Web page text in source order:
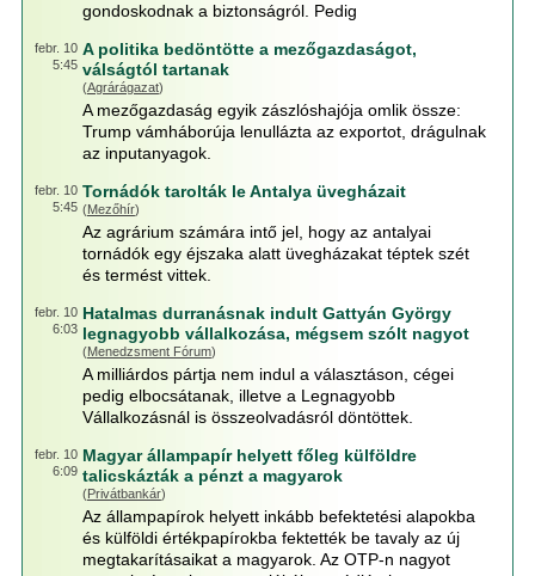
gondoskodnak a biztonságról. Pedig
febr. 10
5:45
A politika bedöntötte a mezőgazdaságot,
válságtól tartanak
(Agrárágazat)
A mezőgazdaság egyik zászlóshajója omlik össze:
Trump vámháborúja lenullázta az exportot, drágulnak
az inputanyagok.
febr. 10
5:45
Tornádók tarolták le Antalya üvegházait
(Mezőhír)
Az agrárium számára intő jel, hogy az antalyai
tornádók egy éjszaka alatt üvegházakat téptek szét
és termést vittek.
febr. 10
6:03
Hatalmas durranásnak indult Gattyán György
legnagyobb vállalkozása, mégsem szólt nagyot
(Menedzsment Fórum)
A milliárdos pártja nem indul a választáson, cégei
pedig elbocsátanak, illetve a Legnagyobb
Vállalkozásnál is összeolvadásról döntöttek.
febr. 10
6:09
Magyar állampapír helyett főleg külföldre
talicskázták a pénzt a magyarok
(Privátbankár)
Az állampapírok helyett inkább befektetési alapokba
és külföldi értékpapírokba fektették be tavaly az új
megtakarításaikat a magyarok. Az OTP-n nagyot